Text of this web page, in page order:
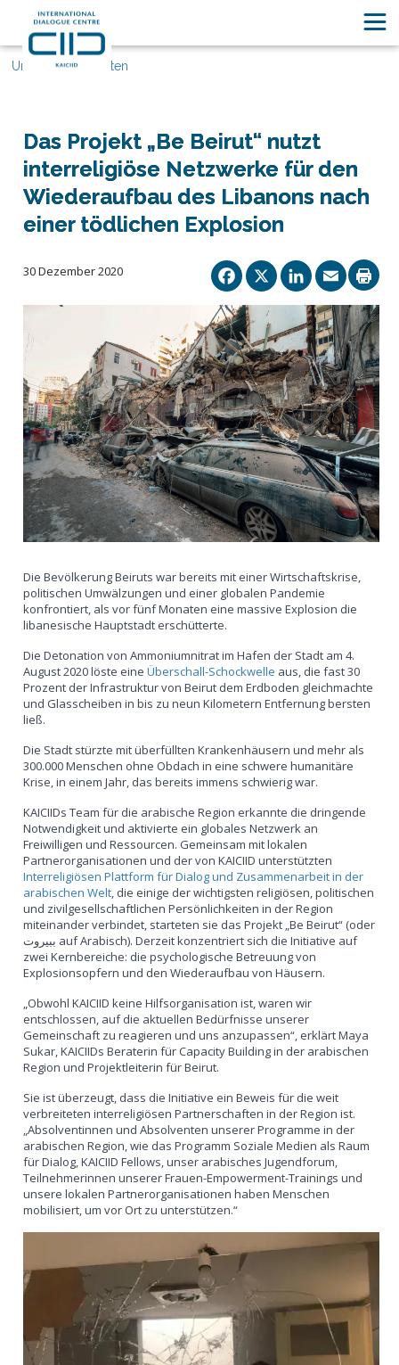
Unsere Geschichten
Das Projekt „Be Beirut“ nutzt
interreligiöse Netzwerke für den
Wiederaufbau des Libanons nach
einer tödlichen Explosion
30 Dezember 2020 Facebook
X
Die Bevölkerung Beiruts war bereits mit einer Wirtschaftskrise,
politischen Umwälzungen und einer globalen Pandemie
konfrontiert, als vor fünf Monaten eine massive Explosion die
libanesische Hauptstadt erschütterte.
Die Detonation von Ammoniumnitrat im Hafen der Stadt am 4.
August 2020 löste eineÜberschall-Schockwelle aus, die fast 30
Prozent der Infrastruktur von Beirut dem Erdboden gleichmachte
und Glasscheiben in bis zu neun Kilometern Entfernung bersten
ließ.
Die Stadt stürzte mit überfüllten Krankenhäusern und mehr als
300.000 Menschen ohne Obdach in eine schwere humanitäre
Krise, in einem Jahr, das bereits immens schwierig war.
KAICIIDs Team für die arabische Region erkannte die dringende
Notwendigkeit und aktivierte ein globales Netzwerk an
Freiwilligen und Ressourcen. Gemeinsam mit lokalen
Partnerorganisationen und der von KAICIID unterstützten
Interreligiösen Plattform für Dialog und Zusammenarbeit in der
arabischen Welt, die einige der wichtigsten religiösen, politischen
und zivilgesellschaftlichen Persönlichkeiten in der Region
miteinander verbindet, starteten sie das Projekt „Be Beirut“ (oder
ببيروت auf Arabisch). Derzeit konzentriert sich die Initiative auf
zwei Kernbereiche: die psychologische Betreuung von
Explosionsopfern und den Wiederaufbau von Häusern.
„Obwohl KAICIID keine Hilfsorganisation ist, waren wir
entschlossen, auf die aktuellen Bedürfnisse unserer
Gemeinschaft zu reagieren und uns anzupassen“, erklärt Maya
Sukar, KAICIIDs Beraterin für Capacity Building in der arabischen
Region und Projektleiterin für Beirut.
Sie ist überzeugt, dass die Initiative ein Beweis für die weit
verbreiteten interreligiösen Partnerschaften in der Region ist.
„Absolventinnen und Absolventen unserer Programme in der
arabischen Region, wie das Programm Soziale Medien als Raum
für Dialog, KAICIID Fellows, unser arabisches Jugendforum,
Teilnehmerinnen unserer Frauen-Empowerment-Trainings und
unsere lokalen Partnerorganisationen haben Menschen
mobilisiert, um vor Ort zu unterstützen.“